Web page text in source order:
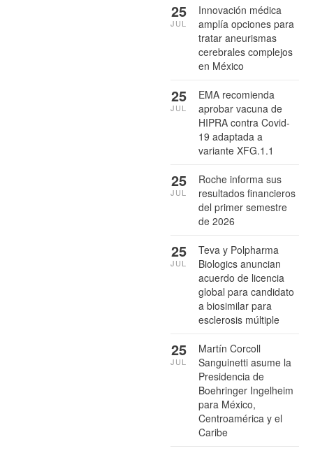
Innovación médica
amplía opciones para
tratar aneurismas
cerebrales complejos
en México
25
JUL
EMA recomienda
aprobar vacuna de
HIPRA contra Covid-
19 adaptada a
variante XFG.1.1
25
JUL
Roche informa sus
resultados financieros
del primer semestre
de 2026
25
JUL
Teva y Polpharma
Biologics anuncian
acuerdo de licencia
global para candidato
a biosimilar para
esclerosis múltiple
25
JUL
Martín Corcoll
Sanguinetti asume la
Presidencia de
Boehringer Ingelheim
para México,
Centroamérica y el
Caribe
25
JUL